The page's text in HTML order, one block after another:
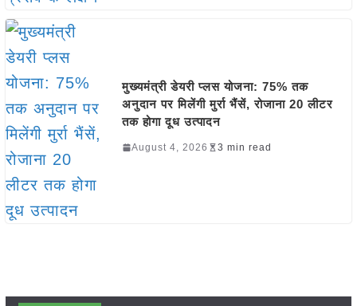
मुख्यमंत्री डेयरी प्लस योजना: 75% तक
अनुदान पर मिलेंगी मुर्रा भैंसें, रोजाना 20 लीटर
तक होगा दूध उत्पादन
August 4, 2026 3 min read